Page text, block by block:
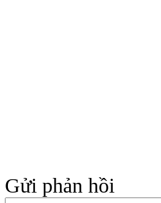
Gửi phản hồi